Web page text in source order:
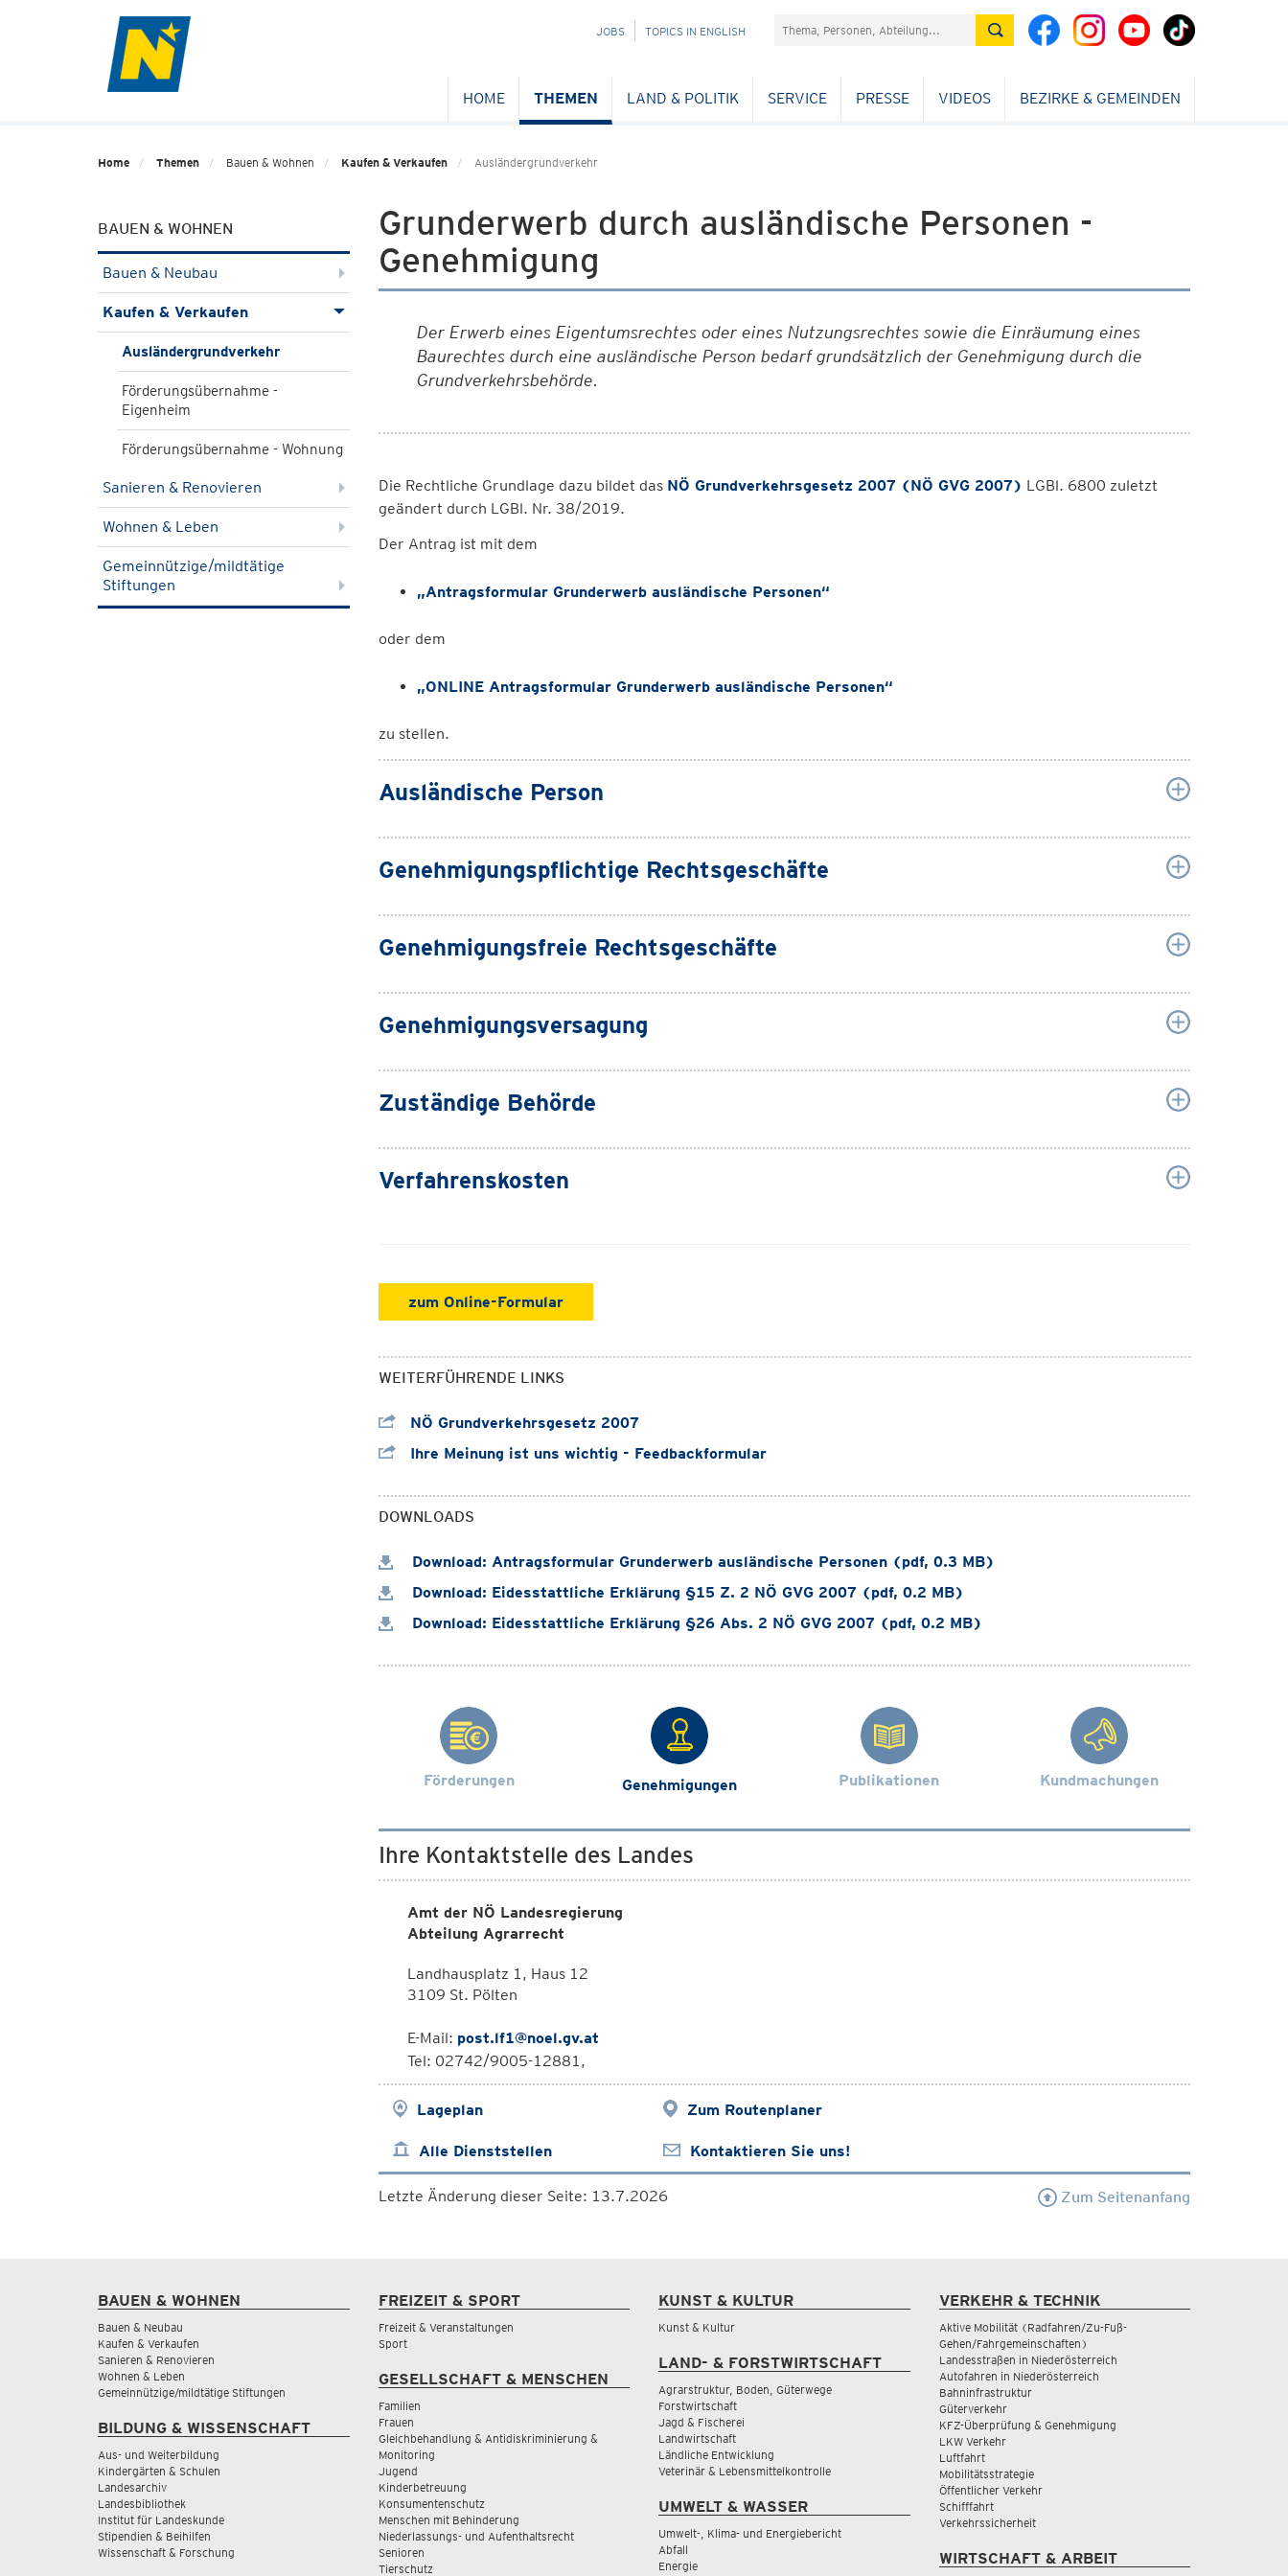
NAVIGATION
JOBS TOPICS IN ENGLISH Suchefeld
HOME THEMEN LAND & POLITIK SERVICE PRESSE VIDEOS BEZIRKE & GEMEINDEN
Home Themen Bauen & Wohnen Kaufen & Verkaufen Ausländergrundverkehr
BAUEN & WOHNEN
Bauen & Neubau
Kaufen & Verkaufen
Ausländergrundverkehr
Förderungsübernahme -
Eigenheim
Förderungsübernahme - Wohnung
Sanieren & Renovieren
Wohnen & Leben
Gemeinnützige/mildtätige
Stiftungen
Grunderwerb durch ausländische Personen -
Genehmigung
Der Erwerb eines Eigentumsrechtes oder eines Nutzungsrechtes sowie die Einräumung eines
Baurechtes durch eine ausländische Person bedarf grundsätzlich der Genehmigung durch die
Grundverkehrsbehörde.
Die Rechtliche Grundlage dazu bildet das NÖ Grundverkehrsgesetz 2007 (NÖ GVG 2007) LGBl. 6800 zuletzt
geändert durch LGBl. Nr. 38/2019.
Der Antrag ist mit dem
„Antragsformular Grunderwerb ausländische Personen“
oder dem
„ONLINE Antragsformular Grunderwerb ausländische Personen“
zu stellen.
Ausländische Person
Genehmigungspflichtige Rechtsgeschäfte
Genehmigungsfreie Rechtsgeschäfte
Genehmigungsversagung
Zuständige Behörde
Verfahrenskosten
zum Online-Formular
WEITERFÜHRENDE LINKS
NÖ Grundverkehrsgesetz 2007
Ihre Meinung ist uns wichtig - Feedbackformular
DOWNLOADS
Download: Antragsformular Grunderwerb ausländische Personen (pdf, 0.3 MB)
Download: Eidesstattliche Erklärung §15 Z. 2 NÖ GVG 2007 (pdf, 0.2 MB)
Download: Eidesstattliche Erklärung §26 Abs. 2 NÖ GVG 2007 (pdf, 0.2 MB)
Förderungen Genehmigungen Publikationen Kundmachungen
Ihre Kontaktstelle des Landes
Amt der NÖ Landesregierung
Abteilung Agrarrecht
Landhausplatz 1, Haus 12
3109 St. Pölten
E-Mail: post.lf1@noel.gv.at
Tel: 02742/9005-12881,
Lageplan Zum Routenplaner
Alle Dienststellen Kontaktieren Sie uns!
Letzte Änderung dieser Seite: 13.7.2026 Zum Seitenanfang
BAUEN & WOHNEN
Bauen & Neubau
Kaufen & Verkaufen
Sanieren & Renovieren
Wohnen & Leben
Gemeinnützige/mildtätige Stiftungen
BILDUNG & WISSENSCHAFT
Aus- und Weiterbildung
Kindergärten & Schulen
Landesarchiv
Landesbibliothek
Institut für Landeskunde
Stipendien & Beihilfen
Wissenschaft & Forschung
FREIZEIT & SPORT
Freizeit & Veranstaltungen
Sport
GESELLSCHAFT & MENSCHEN
Familien
Frauen
Gleichbehandlung & Antidiskriminierung &
Monitoring
Jugend
Kinderbetreuung
Konsumentenschutz
Menschen mit Behinderung
Niederlassungs- und Aufenthaltsrecht
Senioren
Tierschutz
KUNST & KULTUR
Kunst & Kultur
LAND- & FORSTWIRTSCHAFT
Agrarstruktur, Boden, Güterwege
Forstwirtschaft
Jagd & Fischerei
Landwirtschaft
Ländliche Entwicklung
Veterinär & Lebensmittelkontrolle
UMWELT & WASSER
Umwelt-, Klima- und Energiebericht
Abfall
Energie
VERKEHR & TECHNIK
Aktive Mobilität (Radfahren/Zu-Fuß-
Gehen/Fahrgemeinschaften)
Landesstraßen in Niederösterreich
Autofahren in Niederösterreich
Bahninfrastruktur
Güterverkehr
KFZ-Überprüfung & Genehmigung
LKW Verkehr
Luftfahrt
Mobilitätsstrategie
Öffentlicher Verkehr
Schifffahrt
Verkehrssicherheit
WIRTSCHAFT & ARBEIT